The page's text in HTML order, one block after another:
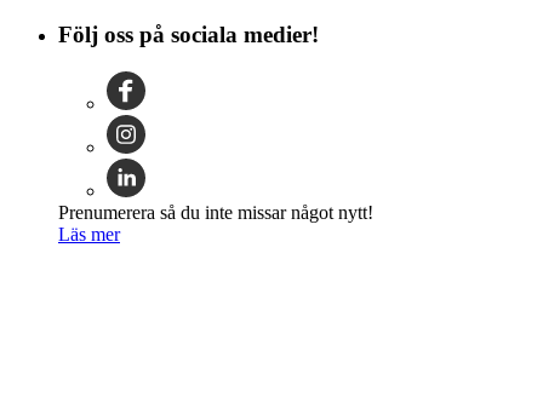
Följ oss på sociala medier!
Prenumerera så du inte missar något nytt!
Läs mer